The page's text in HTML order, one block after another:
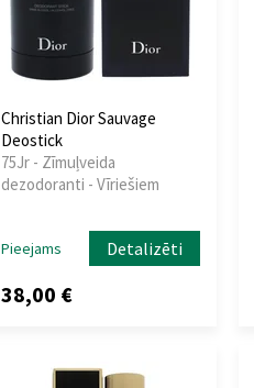
Christian Dior Sauvage
Deostick
75Jr - Zīmuļveida
dezodoranti - Vīriešiem
Pieejams Detalizēti
38,00 €